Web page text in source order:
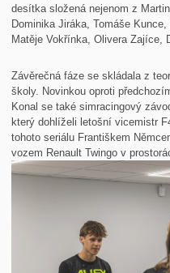
desítka složená nejenom z
Dominika Jiráka, Tomáše
Matěje Vokřínka, Olivera Zajíce,
Závěrečná fáze se skládala z
školy. Novinkou oproti
Konal se také simracingový
který dohlíželi letošní vicemistr
tohoto seriálu Františkem
vozem Renault Twingo v